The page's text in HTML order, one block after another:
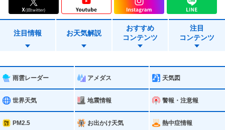
天草市 芦北町
津奈木町 苓北町
注目情報 お天気解説
おすすめ
コンテンツ
注目
コンテンツ
雨雲レーダー アメダス 天気図
世界天気 地震情報 警報・注意報
PM2.5 お出かけ天気 熱中症情報